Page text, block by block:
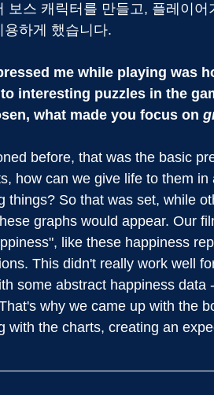
보스 캐릭터를 만들고, 플레이
용하게 했습니다.
me while playing was
interesting puzzles in the
what made you focus on
before, that was the basic
how can we give life to them
things? So that was set, while
graphs would appear. Our
like these happiness
This didn't really work well
some abstract happiness
why we came up with the
with the charts, creating an